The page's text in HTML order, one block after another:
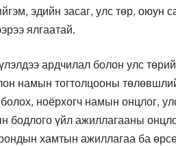
эдийн засаг, улс төр, оюун
ялгаатай.
ардчилал болон улс
намын тогтолцооны
ноёрхогч намын онцлог,
бодлого үйл ажиллагааны
хамтын ажиллагаа ба